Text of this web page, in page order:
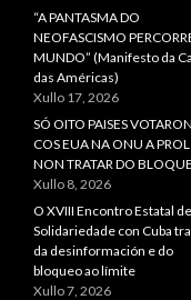
“A PANTASMA DO
NEOFASCISMO
MUNDO” (Manifesto da
das Américas)
Xullo 17, 2026
SÓ OITO PAISES VOTARON
COS EUA NA ONU A PROL
NON TRATAR DO
Xullo 8, 2026
O XVIII Encontro Estatal de
Solidariedade con Cuba
da desinformación e do
bloqueo ao límite
Xullo 7, 2026